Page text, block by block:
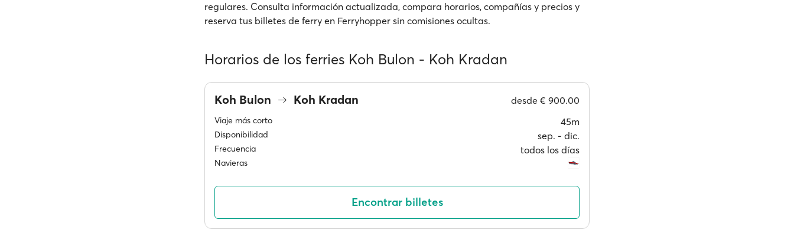
regulares. Consulta información actualizada, compara horarios, compañías y precios y
reserva tus billetes de ferry en Ferryhopper sin comisiones ocultas.
Horarios de los ferries Koh Bulon - Koh Kradan
Koh Bulon Koh Kradan desde € 900.00
Viaje más corto 45m
Disponibilidad sep. ‐ dic.
Frecuencia todos los días
Navieras
Encontrar billetes